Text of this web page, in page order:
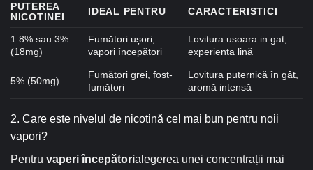
PUTEREA
NICOTINEI
IDEAL PENTRU CARACTERISTICI
1.8% sau 3%
(18mg)
Fumători ușori,
vapori începători
Lovitura usoara in gat,
experienta lină
5% (50mg)
Fumători grei, fost-
fumători
Lovitura puternică în gât,
aromă intensă
2. Care este nivelul de nicotină cel mai bun pentru noii
vapori?
Pentru vaperi începătorialegerea unei concentrații mai